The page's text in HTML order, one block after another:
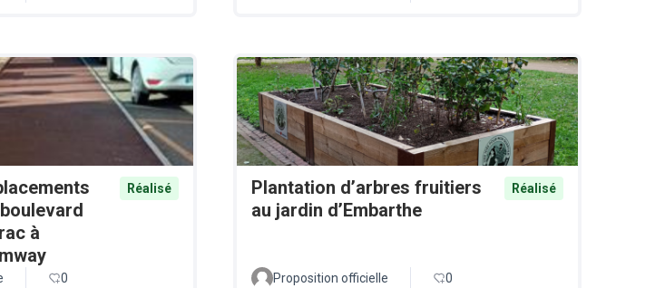
à
Réalisé
0
Plantation d’arbres fruitiers
au jardin d’Embarthe
Réalisé
Proposition officielle 0